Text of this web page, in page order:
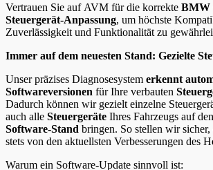
Vertrauen Sie auf AVM für die korrekte BMW
Steuergerät-Anpassung, um höchste
Zuverlässigkeit und Funktionalität zu
Immer auf dem neuesten Stand: Gezielte
Unser präzises Diagnosesystem erkennt
Softwareversionen für Ihre verbauten
Dadurch können wir gezielt einzelne
auch alle Steuergeräte Ihres Fahrzeugs auf den
Software-Stand bringen. So stellen wir sicher,
stets von den aktuellsten Verbesserungen des
Warum ein Software-Update sinnvoll ist: